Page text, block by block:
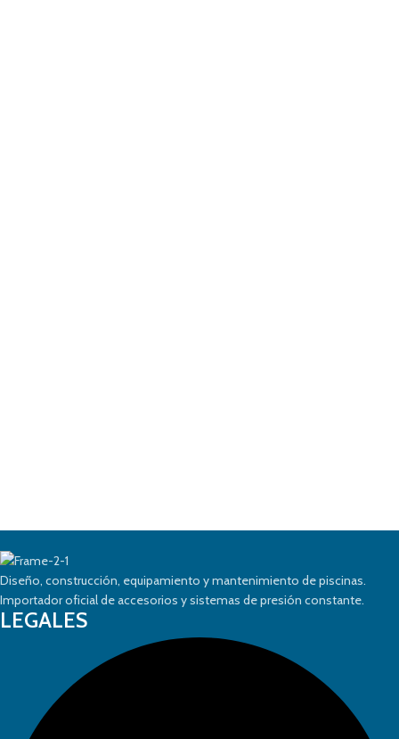
Diseño, construcción, equipamiento y mantenimiento de piscinas.
Importador oficial de accesorios y sistemas de presión constante.
LEGALES